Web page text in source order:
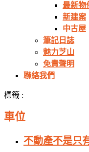
最新物
新建案
中古屋
筆記日誌
魅力芝山
免責聲明
聯絡我們
標籤 :
車位
不動產不是只